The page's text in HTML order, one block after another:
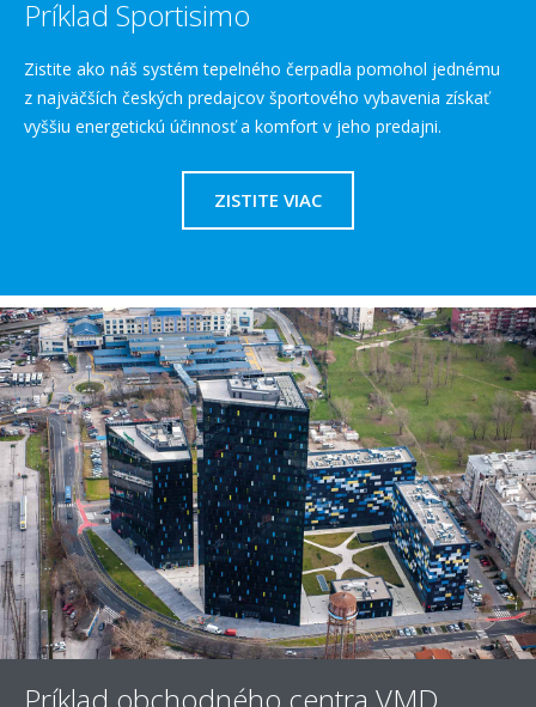
Príklad Sportisimo
Zistite ako náš systém tepelného čerpadla pomohol jednému
z najväčších českých predajcov športového vybavenia získať
vyššiu energetickú účinnosť a komfort v jeho predajni.
ZISTITE VIAC